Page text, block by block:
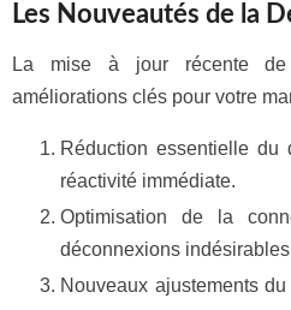
Les Nouveautés de la
La mise à jour récente de
améliorations clés pour votre
Réduction essentielle
réactivité immédiate.
Optimisation de la
déconnexions
Nouveaux ajustements